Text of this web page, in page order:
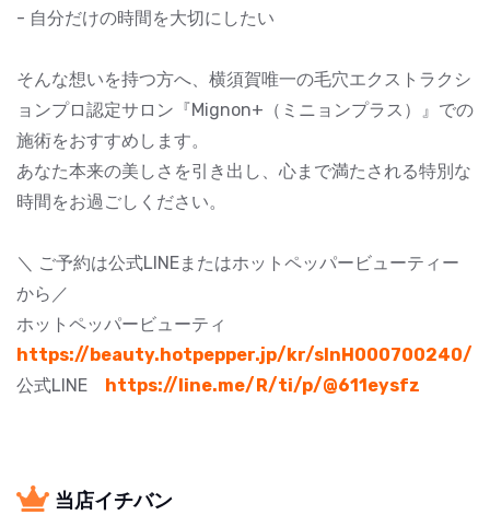
- 自分だけの時間を大切にしたい
そんな想いを持つ方へ、横須賀唯一の毛穴エクストラクシ
ョンプロ認定サロン『Mignon+（ミニョンプラス）』での
施術をおすすめします。
あなた本来の美しさを引き出し、心まで満たされる特別な
時間をお過ごしください。
＼ ご予約は公式LINEまたはホットペッパービューティー
から／
ホットペッパービューティ
https://beauty.hotpepper.jp/kr/slnH000700240/
公式LINE
https://line.me/R/ti/p/@611eysfz
当店イチバン